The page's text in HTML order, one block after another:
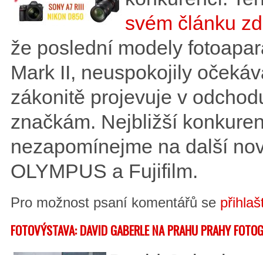
svém článku
že poslední modely
Mark II, neuspokojily
zákonitě projevuje v
značkám. Nejbližší
nezapomínejme na další
OLYMPUS a Fujifilm.
Pro možnost psaní komentářů se
FOTOVÝSTAVA: DAVID GABERLE NA PRAHU PRAHY